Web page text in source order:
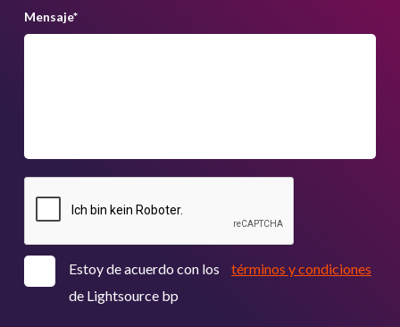
Mensaje*
Estoy de acuerdo con los
términos y condiciones
de Lightsource bp